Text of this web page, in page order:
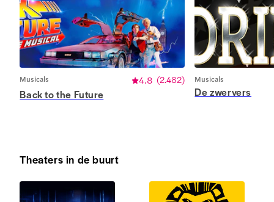
Musicals 4.8 (2.482)
Back to the Future
Musicals
De zwervers
Theaters in de buurt